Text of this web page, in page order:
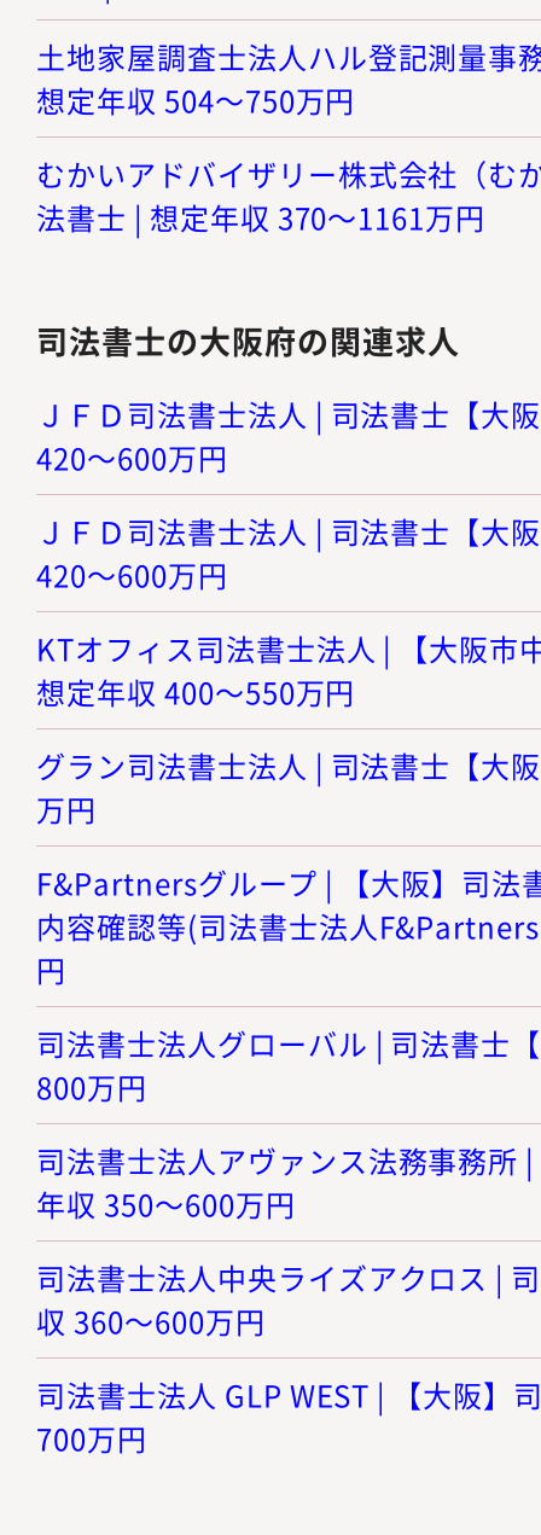
土地家屋調査士法人ハル登記測量事
想定年収 504～750万円
むかいアドバイザリー株式会社（む
法書士 | 想定年収 370～1161万円
司法書士の大阪府の関連求人
ＪＦＤ司法書士法人 | 司法書士【大
420～600万円
ＪＦＤ司法書士法人 | 司法書士【大
420～600万円
KTオフィス司法書士法人 | 【大阪市
想定年収 400～550万円
グラン司法書士法人 | 司法書士【大
万円
F&Partnersグループ | 【大阪】司法
内容確認等(司法書士法人
円
司法書士法人グローバル | 司法書士
800万円
司法書士法人アヴァンス法務事務所
年収 350～600万円
司法書士法人中央ライズアクロス |
収 360～600万円
司法書士法人 GLP WEST | 【大阪】
700万円